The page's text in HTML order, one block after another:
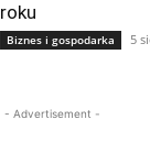
roku
Biznes i gospodarka 5
- Advertisement -